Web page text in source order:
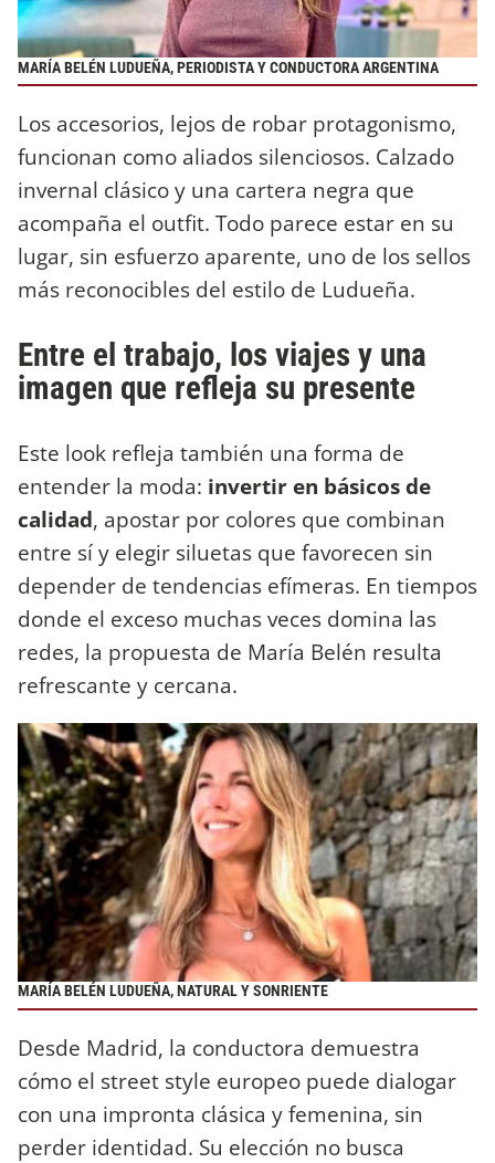
MARÍA BELÉN LUDUEÑA, PERIODISTA Y CONDUCTORA ARGENTINA
Los accesorios, lejos de robar protagonismo,
funcionan como aliados silenciosos. Calzado
invernal clásico y una cartera negra que
acompaña el outfit. Todo parece estar en su
lugar, sin esfuerzo aparente, uno de los sellos
más reconocibles del estilo de Ludueña.
Entre el trabajo, los viajes y una
imagen que refleja su presente
Este look refleja también una forma de
entender la moda: invertir en básicos de
calidad, apostar por colores que combinan
entre sí y elegir siluetas que favorecen sin
depender de tendencias efímeras. En tiempos
donde el exceso muchas veces domina las
redes, la propuesta de María Belén resulta
refrescante y cercana.
MARÍA BELÉN LUDUEÑA, NATURAL Y SONRIENTE
Desde Madrid, la conductora demuestra
cómo el street style europeo puede dialogar
con una impronta clásica y femenina, sin
perder identidad. Su elección no busca